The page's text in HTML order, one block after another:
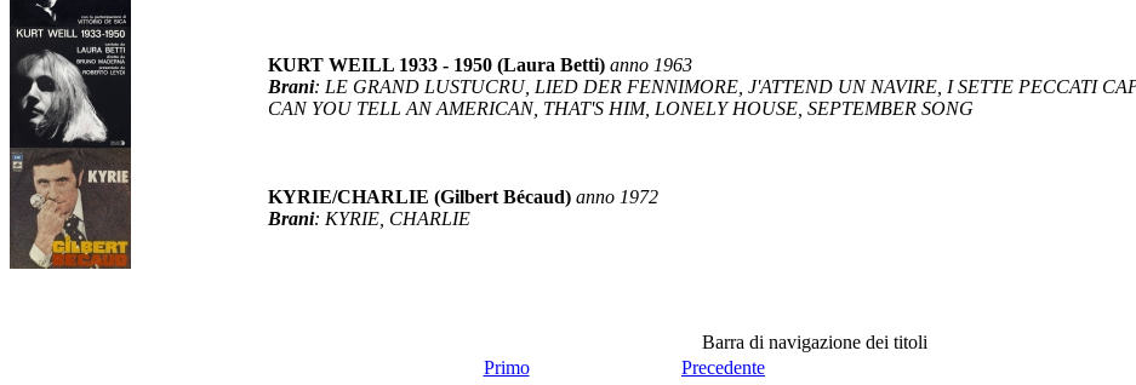
KURT WEILL 1933 - 1950 (Laura Betti) anno 1963
Brani: LE GRAND LUSTUCRU, LIED DER FENNIMORE, J'ATTEND UN NAVIRE, I SETTE PECCATI
CAN YOU TELL AN AMERICAN, THAT'S HIM, LONELY HOUSE, SEPTEMBER SONG
KYRIE/CHARLIE (Gilbert Bécaud) anno 1972
Brani: KYRIE, CHARLIE
Barra di navigazione dei titoli
Primo
Precedente